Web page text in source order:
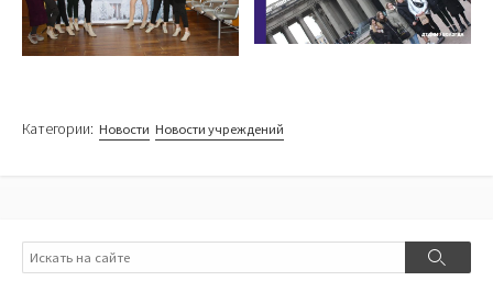
Категории: Новости Новости учреждений
Поиск
Поиск